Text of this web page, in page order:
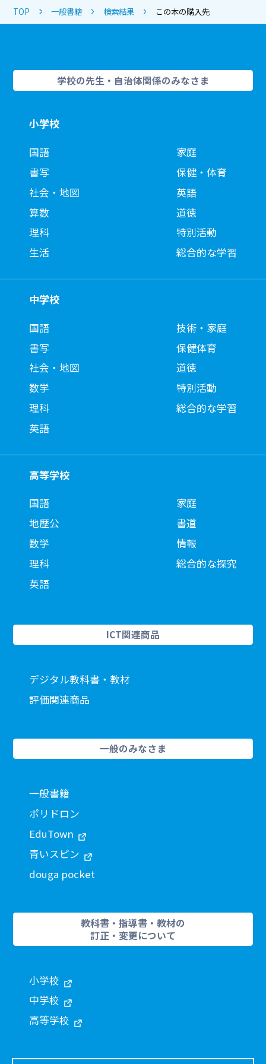
TOP 一般書籍 検索結果 この本の購入先
学校の先生・自治体関係のみなさま
小学校
国語
書写
社会・地図
算数
理科
生活
家庭
保健・体育
英語
道徳
特別活動
総合的な学習
中学校
国語
書写
社会・地図
数学
理科
英語
技術・家庭
保健体育
道徳
特別活動
総合的な学習
高等学校
国語
地歴公
数学
理科
英語
家庭
書道
情報
総合的な探究
ICT関連商品
デジタル教科書・教材
評価関連商品
一般のみなさま
一般書籍
ポリドロン
EduTown
青いスピン
douga pocket
教科書・指導書・教材の
訂正・変更について
小学校
中学校
高等学校